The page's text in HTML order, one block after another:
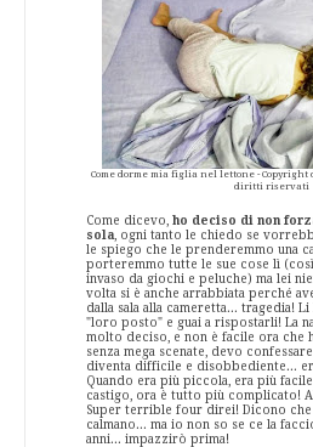
Come dorme mia figlia nel lettone -
diritti riservati
Come dicevo, ho deciso di non
sola , ogni tanto le chiedo se
le spiego che le prenderemmo una
porteremmo tutte le sue cose lì
invaso da giochi e peluche) ma lei
volta si è anche arrabbiata perché
dalla sala alla cameretta... tragedia!
"loro posto" e guai a rispostarli! La
molto deciso, e non è facile ora che
senza mega scenate, devo
diventa difficile e disobbediente...
Quando era più piccola, era più
castigo, ora è tutto più complicato!
Super terrible four direi! Dicono che
calmano... ma io non so se ce la
anni... impazzirò prima!